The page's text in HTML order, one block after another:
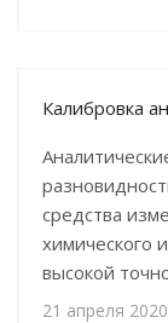
Калибровка
средства
химического
высокой
21 апреля